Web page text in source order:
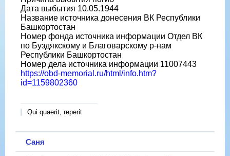
Дата выбытия 10.05.1944
Название источника донесения ВК Республики
Башкортостан
Номер фонда источника информации Отдел ВК
по Буздякскому и Благоварскому р-нам
Республики Башкортостан
Номер дела источника информации 11007443
https://obd-memorial.ru/html/info.htm?
id=1159802360
Qui quaerit, reperit
Саня